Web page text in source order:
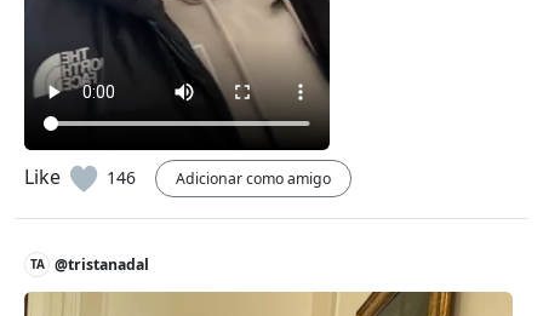
Like 146 Adicionar como amigo
TA @tristanadal